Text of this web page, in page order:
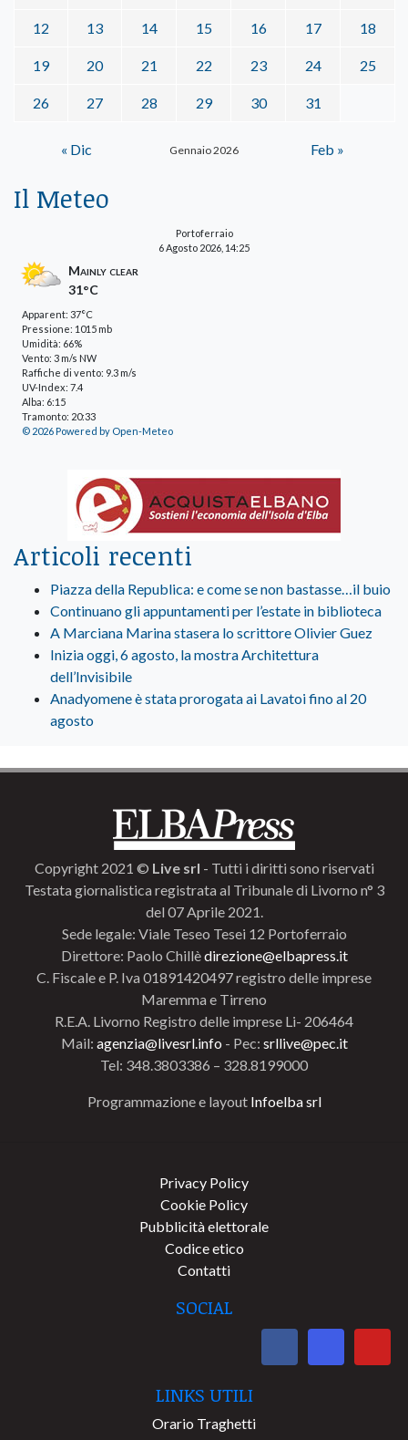
Gennaio 2026
12 13 14 15 16 17 18
19 20 21 22 23 24 25
26 27 28 29 30 31
« Dic Feb »
Il Meteo
Portoferraio
6 Agosto 2026, 14:25
Mainly clear
31°C
Apparent: 37°C
Pressione: 1015 mb
Umidità: 66%
Vento: 3 m/s NW
Raffiche di vento: 9.3 m/s
UV-Index: 7.4
Alba: 6:15
Tramonto: 20:33
© 2026 Powered by Open-Meteo
Articoli recenti
Piazza della Republica: e come se non bastasse…il buio
Continuano gli appuntamenti per l’estate in biblioteca
A Marciana Marina stasera lo scrittore Olivier Guez
Inizia oggi, 6 agosto, la mostra Architettura
dell’Invisibile
Anadyomene è stata prorogata ai Lavatoi fino al 20
agosto
Copyright 2021 © Live srl - Tutti i diritti sono riservati
Testata giornalistica registrata al Tribunale di Livorno n° 3
del 07 Aprile 2021.
Sede legale: Viale Teseo Tesei 12 Portoferraio
Direttore: Paolo Chillèdirezione@elbapress.it
C. Fiscale e P. Iva 01891420497 registro delle imprese
Maremma e Tirreno
R.E.A. Livorno Registro delle imprese Li- 206464
Mail: agenzia@livesrl.info - Pec: srllive@pec.it
Tel: 348.3803386 – 328.8199000
Programmazione e layout Infoelba srl
Privacy Policy
Cookie Policy
Pubblicità elettorale
Codice etico
Contatti
SOCIAL
LINKS UTILI
Orario Traghetti